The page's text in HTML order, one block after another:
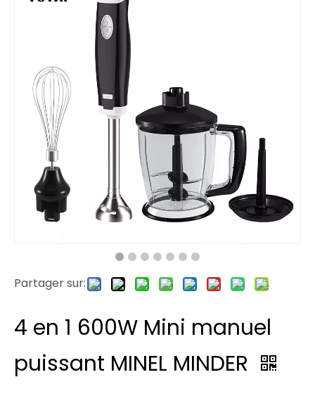
Partager sur:
4 en 1 600W Mini manuel
puissant MINEL MINDER